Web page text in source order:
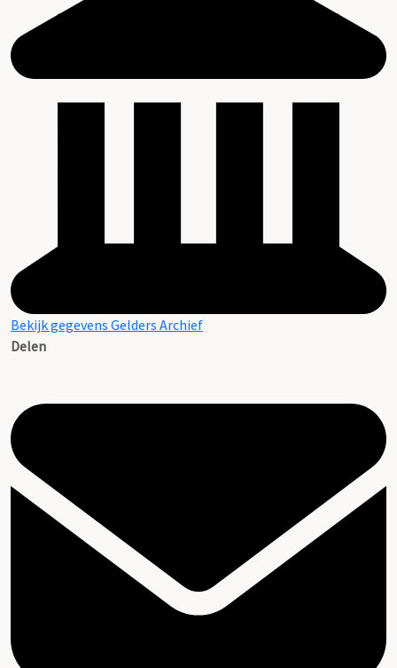
Bekijk gegevens Gelders Archief
Delen